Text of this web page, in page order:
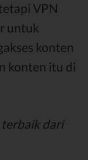
VPN
untuk
konten
konten itu di
dari